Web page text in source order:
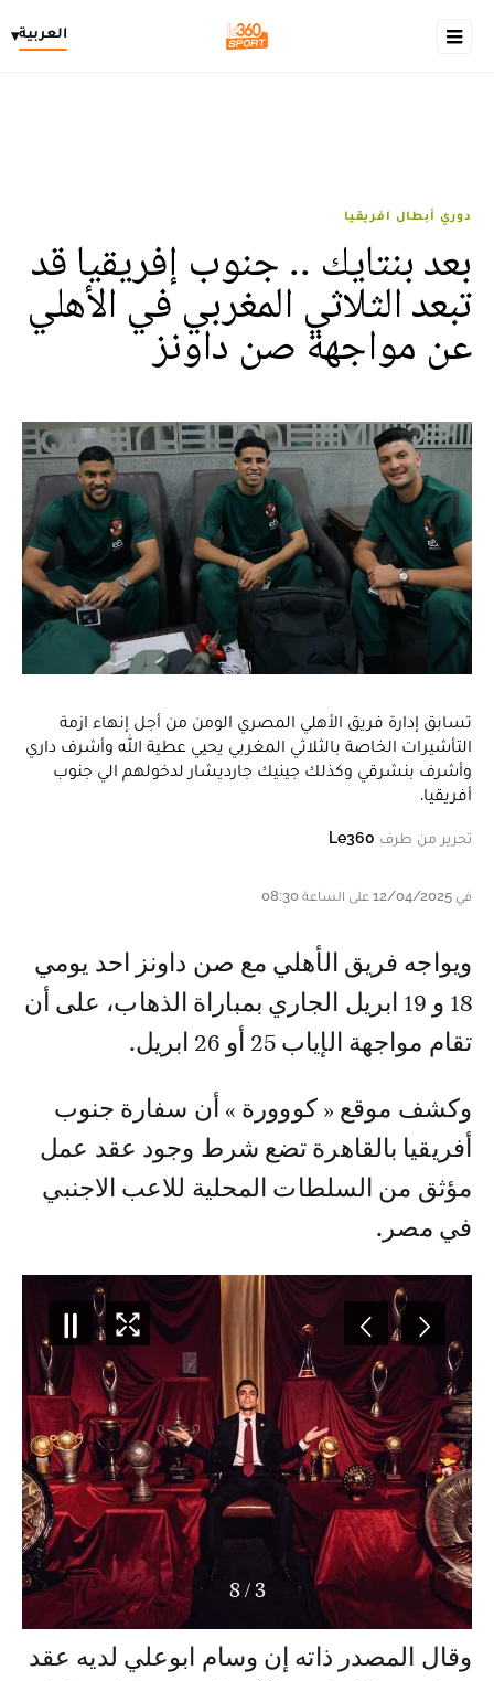
العربية▾
دوري أبطال افريقيا
بعد بنتايك .. جنوب إفريقيا قد
تبعد الثلاثي المغربي في الأهلي
عن مواجهة صن داونز
تسابق إدارة فريق الأهلي المصري الومن من أجل إنهاء ازمة
التأشيرات الخاصة بالثلاثي المغربي يحيي عطية الله وأشرف داري
وأشرف بنشرقي وكذلك جينيك جارديشار لدخولهم الي جنوب
أفريقيا.
تحرير من طرف Le360
في 12/04/2025 على الساعة 08:30
ويواجه فريق الأهلي مع صن داونز احد يومي
18 و 19 ابريل الجاري بمباراة الذهاب، على أن
تقام مواجهة الإياب 25 أو 26 ابريل.
وكشف موقع « كووورة » أن سفارة جنوب
أفريقيا بالقاهرة تضع شرط وجود عقد عمل
مؤثق من السلطات المحلية للاعب الاجنبي
في مصر.
3
/
8
وقال المصدر ذاته إن وسام ابوعلي لديه عقد